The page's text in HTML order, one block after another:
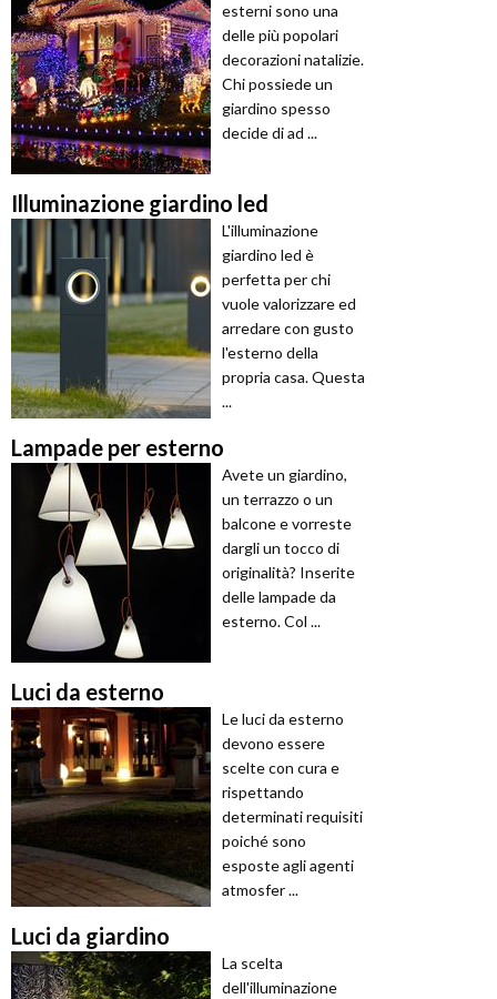
esterni sono una
delle più popolari
decorazioni natalizie.
Chi possiede un
giardino spesso
decide di ad ...
Illuminazione giardino led
L'illuminazione
giardino led è
perfetta per chi
vuole valorizzare ed
arredare con gusto
l'esterno della
propria casa. Questa
...
Lampade per esterno
Avete un giardino,
un terrazzo o un
balcone e vorreste
dargli un tocco di
originalità? Inserite
delle lampade da
esterno. Col ...
Luci da esterno
Le luci da esterno
devono essere
scelte con cura e
rispettando
determinati requisiti
poiché sono
esposte agli agenti
atmosfer ...
Luci da giardino
La scelta
dell'illuminazione